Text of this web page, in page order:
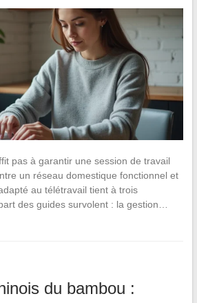
pas à garantir une session de travail
un réseau domestique fonctionnel et
au télétravail tient à trois
des guides survolent : la gestion…
du bambou :